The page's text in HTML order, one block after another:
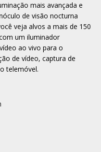
mais avançada e
de visão nocturna
veja alvos a mais de 150
um iluminador
ao vivo para o
de vídeo, captura de
telemóvel.